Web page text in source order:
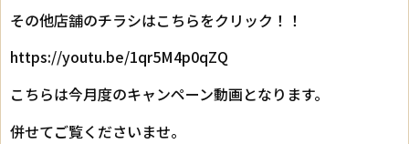
その他店舗のチラシはこちらをクリック！！
https://youtu.be/1qr5M4p0qZQ
こちらは今月度のキャンペーン動画となります。
併せてご覧くださいませ。